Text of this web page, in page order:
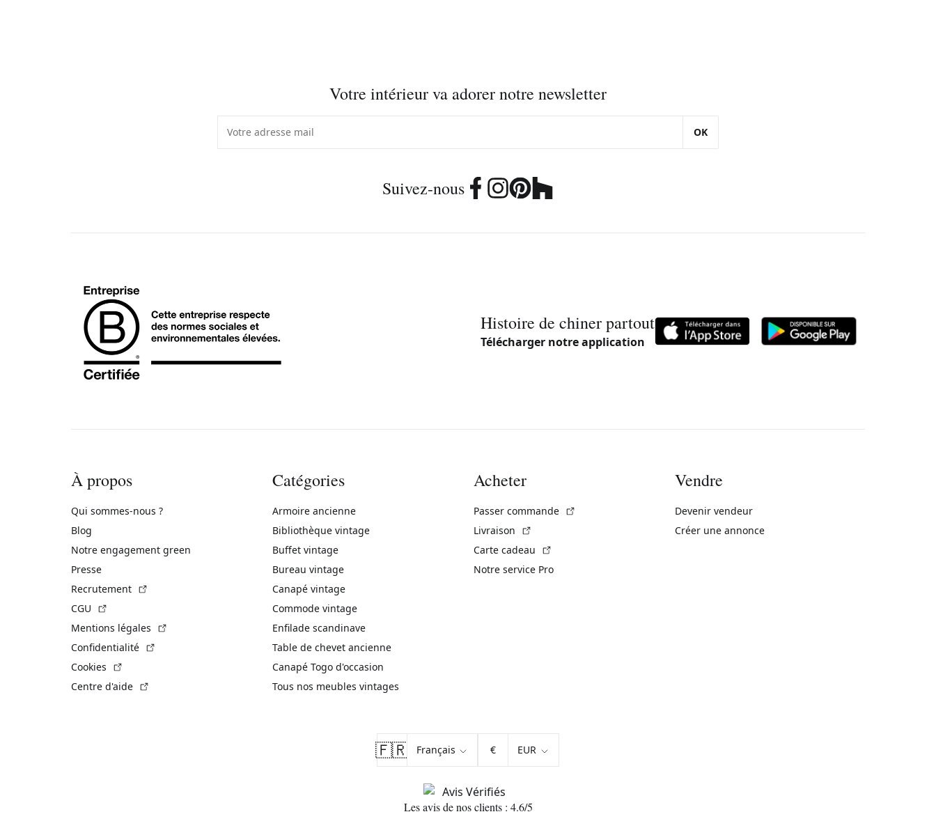
Votre intérieur va adorer notre newsletter
OK
Suivez-nous
Histoire de chiner partout
Télécharger notre application
À propos
Qui sommes-nous ?
Blog
Notre engagement green
Presse
Recrutement
CGU
Mentions légales
Confidentialité
Cookies
Centre d'aide
Catégories
Armoire ancienne
Bibliothèque vintage
Buffet vintage
Bureau vintage
Canapé vintage
Commode vintage
Enfilade scandinave
Table de chevet ancienne
Canapé Togo d'occasion
Tous nos meubles vintages
Acheter
Passer commande
Livraison
Carte cadeau
Notre service Pro
Vendre
Devenir vendeur
Créer une annonce
🇫🇷 €
Les avis de nos clients : 4.6/5